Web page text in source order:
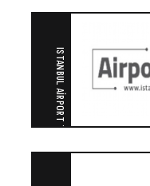
ISTANBUL AIRPORT TRANSFER